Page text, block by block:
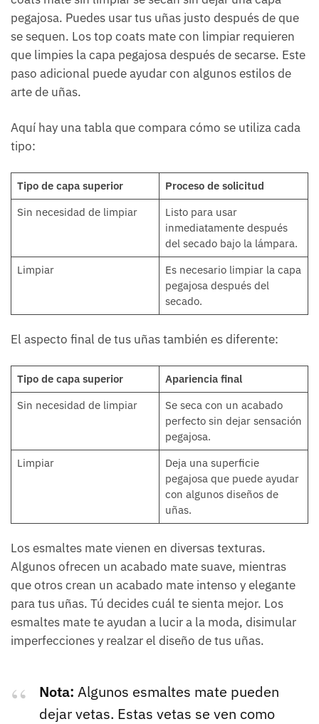
pegajosa. Puedes usar tus uñas justo después de que
se sequen. Los top coats mate con limpiar requieren
que limpies la capa pegajosa después de secarse. Este
paso adicional puede ayudar con algunos estilos de
arte de uñas.
Aquí hay una tabla que compara cómo se utiliza cada
tipo:
Tipo de capa superior
Proceso de solicitud
Sin necesidad de limpiar
Listo para usar
inmediatamente después
del secado bajo la lámpara.
Limpiar
Es necesario limpiar la capa
pegajosa después del
secado.
El aspecto final de tus uñas también es diferente:
Tipo de capa superior
Apariencia final
Sin necesidad de limpiar
Se seca con un acabado
perfecto sin dejar sensación
pegajosa.
Limpiar
Deja una superficie
pegajosa que puede ayudar
con algunos diseños de
uñas.
Los esmaltes mate vienen en diversas texturas.
Algunos ofrecen un acabado mate suave, mientras
que otros crean un acabado mate intenso y elegante
para tus uñas. Tú decides cuál te sienta mejor. Los
esmaltes mate te ayudan a lucir a la moda, disimular
imperfecciones y realzar el diseño de tus uñas.
Nota: Algunos esmaltes mate pueden
dejar vetas. Estas vetas se ven como